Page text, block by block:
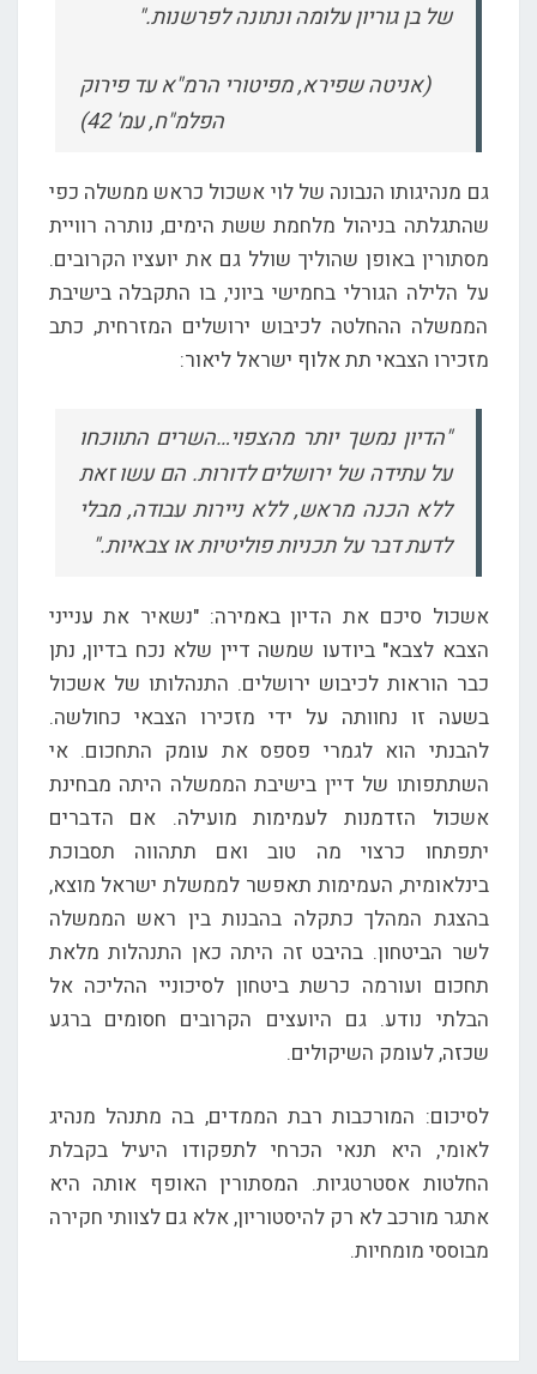
של בן גוריון עלומה ונתונה לפרשנות."
(אניטה שפירא, מפיטורי הרמ"א עד פירוק
הפלמ"ח, עמ' 42)
גם מנהיגותו הנבונה של לוי אשכול כראש ממשלה כפי
שהתגלתה בניהול מלחמת ששת הימים, נותרה רוויית
מסתורין באופן שהוליך שולל גם את יועציו הקרובים.
על הלילה הגורלי בחמישי ביוני, בו התקבלה בישיבת
הממשלה ההחלטה לכיבוש ירושלים המזרחית, כתב
מזכירו הצבאי תת אלוף ישראל ליאור:
"הדיון נמשך יותר מהצפוי…השרים התווכחו
על עתידה של ירושלים לדורות. הם עשו זאת
ללא הכנה מראש, ללא ניירות עבודה, מבלי
לדעת דבר על תכניות פוליטיות או צבאיות."
אשכול סיכם את הדיון באמירה: "נשאיר את ענייני
הצבא לצבא" ביודעו שמשה דיין שלא נכח בדיון, נתן
כבר הוראות לכיבוש ירושלים. התנהלותו של אשכול
בשעה זו נחוותה על ידי מזכירו הצבאי כחולשה.
להבנתי הוא לגמרי פספס את עומק התחכום. אי
השתתפותו של דיין בישיבת הממשלה היתה מבחינת
אשכול הזדמנות לעמימות מועילה. אם הדברים
יתפתחו כרצוי מה טוב ואם תתהווה תסבוכת
בינלאומית, העמימות תאפשר לממשלת ישראל מוצא,
בהצגת המהלך כתקלה בהבנות בין ראש הממשלה
לשר הביטחון. בהיבט זה היתה כאן התנהלות מלאת
תחכום ועורמה כרשת ביטחון לסיכוניי ההליכה אל
הבלתי נודע. גם היועצים הקרובים חסומים ברגע
שכזה, לעומק השיקולים.
לסיכום: המורכבות רבת הממדים, בה מתנהל מנהיג
לאומי, היא תנאי הכרחי לתפקודו היעיל בקבלת
החלטות אסטרטגיות. המסתורין האופף אותה היא
אתגר מורכב לא רק להיסטוריון, אלא גם לצוותי חקירה
מבוססי מומחיות.